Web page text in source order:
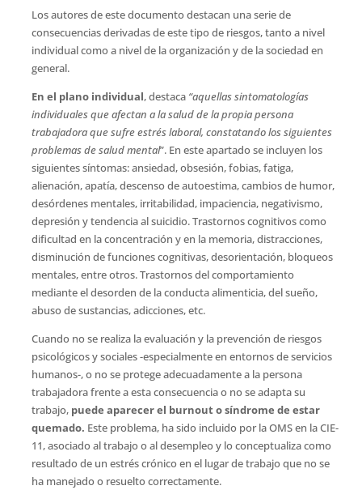
Los autores de este documento destacan una serie de
consecuencias derivadas de este tipo de riesgos, tanto a nivel
individual como a nivel de la organización y de la sociedad en
general.
En el plano individual, destaca “aquellas sintomatologías
individuales que afectan a la salud de la propia persona
trabajadora que sufre estrés laboral, constatando los siguientes
problemas de salud mental”. En este apartado se incluyen los
siguientes síntomas: ansiedad, obsesión, fobias, fatiga,
alienación, apatía, descenso de autoestima, cambios de humor,
desórdenes mentales, irritabilidad, impaciencia, negativismo,
depresión y tendencia al suicidio. Trastornos cognitivos como
dificultad en la concentración y en la memoria, distracciones,
disminución de funciones cognitivas, desorientación, bloqueos
mentales, entre otros. Trastornos del comportamiento
mediante el desorden de la conducta alimenticia, del sueño,
abuso de sustancias, adicciones, etc.
Cuando no se realiza la evaluación y la prevención de riesgos
psicológicos y sociales -especialmente en entornos de servicios
humanos-, o no se protege adecuadamente a la persona
trabajadora frente a esta consecuencia o no se adapta su
trabajo, puede aparecer el burnout o síndrome de estar
quemado. Este problema, ha sido incluido por la OMS en la CIE-
11, asociado al trabajo o al desempleo y lo conceptualiza como
resultado de un estrés crónico en el lugar de trabajo que no se
ha manejado o resuelto correctamente.